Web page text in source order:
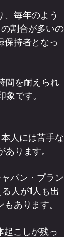
、毎年のよう
割合が多いの
保持者となっ
間を耐えられ
です。
人には苦手な
ります。
パン・プラン
人が1人も出
あります。
起こしが残っ